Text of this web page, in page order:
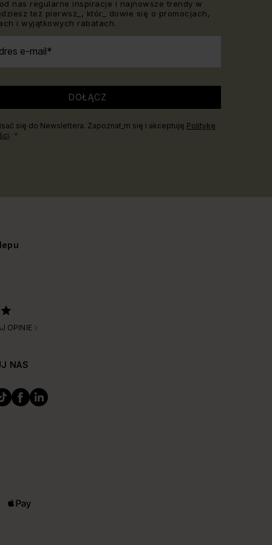
nas regularne inspiracje i najnowsze trendy w
też pierwsz_, któr_ dowie się o promocjach,
i wyjątkowych rabatach.
e-mail
DOŁĄCZ
się do Newslettera. Zapoznał_m się i akceptuję Politykę
.
OPINIE
NAS